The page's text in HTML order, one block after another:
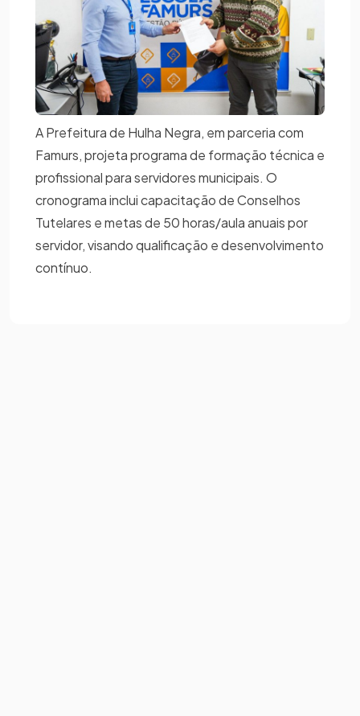
A Prefeitura de Hulha Negra, em parceria com
Famurs, projeta programa de formação técnica e
profissional para servidores municipais. O
cronograma inclui capacitação de Conselhos
Tutelares e metas de 50 horas/aula anuais por
servidor, visando qualificação e desenvolvimento
contínuo.